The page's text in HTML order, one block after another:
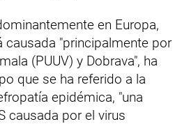
en Europa,
causada "principalmente por
(PUUV) y Dobrava", ha
que se ha referido a la
epidémica, "una
causada por el virus